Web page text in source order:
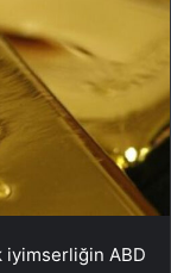
iyimserliğin ABD